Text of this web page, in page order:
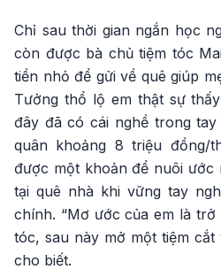
Chỉ sau thời gian ngắn học
còn được bà chủ tiệm tóc
tiền nhỏ để gửi về quê giúp
Tưởng thổ lộ em thật sự
đây đã có cái nghề trong
quân khoảng 8 triệu đồng/
được một khoản để nuôi ước
tại quê nhà khi vững tay
chính. “Mơ ước của em là
tóc, sau này mở một tiệm cắt
cho biết.